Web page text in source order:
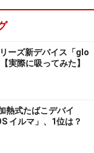
ーズ新デバイス「glo
実際に吸ってみた】
熱式たばこデバイ
イルマ」、1位は？